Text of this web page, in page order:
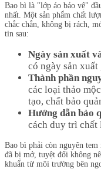
Bao bì là "lớp áo bảo vệ"
nhất. Một sản phẩm chất
chắc chắn, không bị rách,
tin sau:
Ngày sản xuất
có ngày sản
Thành phần
các loại thảo
tạo, chất bảo
Hướng dẫn bảo
cách duy trì chất
Bao bì phải còn nguyên
đã bị mở, tuyệt đối không
khuẩn từ môi trường bên